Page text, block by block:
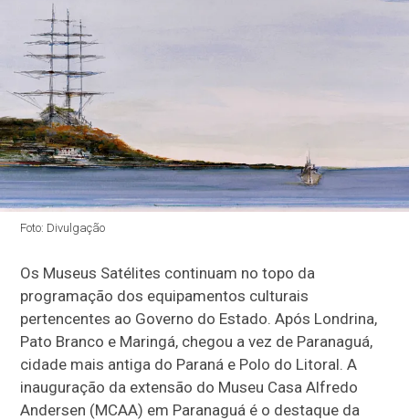
Foto: Divulgação
Os Museus Satélites continuam no topo da
programação dos equipamentos culturais
pertencentes ao Governo do Estado. Após Londrina,
Pato Branco e Maringá, chegou a vez de Paranaguá,
cidade mais antiga do Paraná e Polo do Litoral. A
inauguração da extensão do Museu Casa Alfredo
Andersen (MCAA) em Paranaguá é o destaque da